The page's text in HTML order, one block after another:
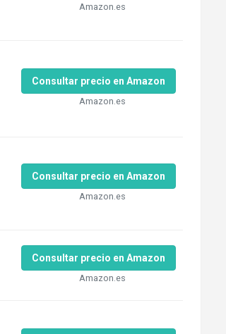
Amazon.es
Consultar precio en Amazon
Amazon.es
Consultar precio en Amazon
Amazon.es
Consultar precio en Amazon
Amazon.es